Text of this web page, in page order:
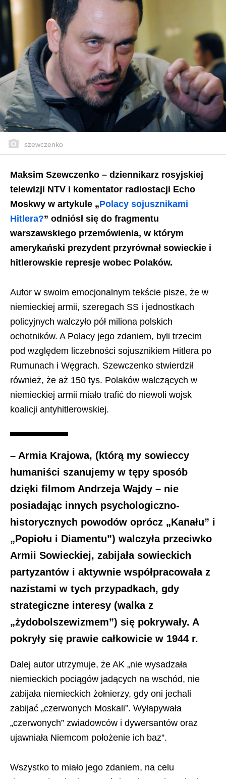
szewczenko
Maksim Szewczenko – dziennikarz rosyjskiej
telewizji NTV i komentator radiostacji Echo
Moskwy w artykule „Polacy sojusznikami
Hitlera?” odniósł się do fragmentu
warszawskiego przemówienia, w którym
amerykański prezydent przyrównał sowieckie i
hitlerowskie represje wobec Polaków.
Autor w swoim emocjonalnym tekście pisze, że w
niemieckiej armii, szeregach SS i jednostkach
policyjnych walczyło pół miliona polskich
ochotników. A Polacy jego zdaniem, byli trzecim
pod względem liczebności sojusznikiem Hitlera po
Rumunach i Węgrach. Szewczenko stwierdził
również, że aż 150 tys. Polaków walczących w
niemieckiej armii miało trafić do niewoli wojsk
koalicji antyhitlerowskiej.
– Armia Krajowa, (którą my sowieccy
humaniści szanujemy w tępy sposób
dzięki filmom Andrzeja Wajdy – nie
posiadając innych psychologiczno-
historycznych powodów oprócz „Kanału” i
„Popiołu i Diamentu”) walczyła przeciwko
Armii Sowieckiej, zabijała sowieckich
partyzantów i aktywnie współpracowała z
nazistami w tych przypadkach, gdy
strategiczne interesy (walka z
„żydobolszewizmem”) się pokrywały. A
pokryły się prawie całkowicie w 1944 r.
Dalej autor utrzymuje, że AK „nie wysadzała
niemieckich pociągów jadących na wschód, nie
zabijała niemieckich żołnierzy, gdy oni jechali
zabijać „czerwonych Moskali”. Wyłapywała
„czerwonych” zwiadowców i dywersantów oraz
ujawniała Niemcom położenie ich baz”.
Wszystko to miało jego zdaniem, na celu